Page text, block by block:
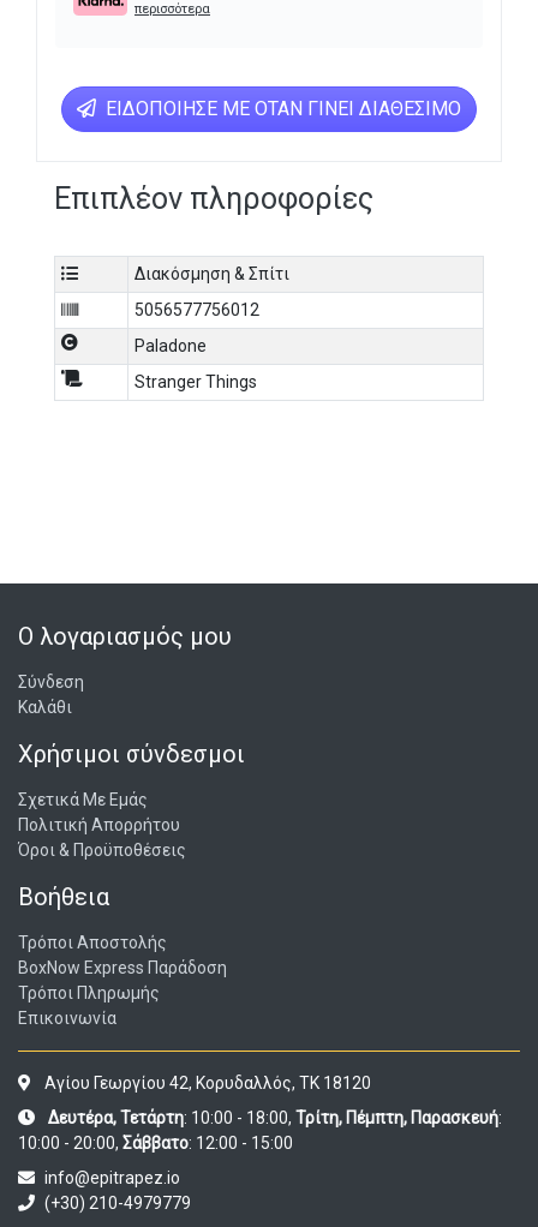
περισσότερα
ΕΙΔΟΠΟΊΗΣΕ ΜΕ ΌΤΑΝ ΓΊΝΕΙ ΔΙΑΘΈΣΙΜΟ
Επιπλέον πληροφορίες
Διακόσμηση & Σπίτι
5056577756012
Paladone
Stranger Things
Ο λογαριασμός μου
Σύνδεση
Καλάθι
Χρήσιμοι σύνδεσμοι
Σχετικά Με Εμάς
Πολιτική Απορρήτου
Όροι & Προϋποθέσεις
Βοήθεια
Τρόποι Αποστολής
BoxNow Express Παράδοση
Τρόποι Πληρωμής
Επικοινωνία
Αγίου Γεωργίου 42, Κορυδαλλός, ΤΚ 18120
Δευτέρα, Τετάρτη: 10:00 - 18:00, Τρίτη, Πέμπτη, Παρασκευή:
10:00 - 20:00, Σάββατο: 12:00 - 15:00
info@epitrapez.io
(+30) 210-4979779